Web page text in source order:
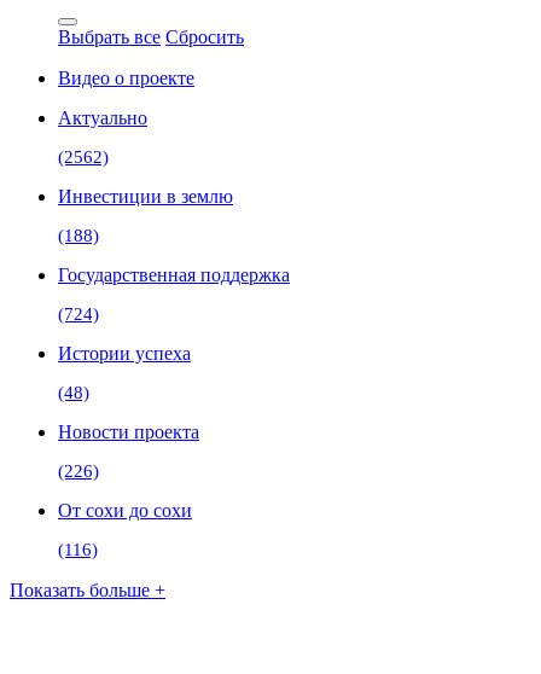
Выбрать все Сбросить
Видео о проекте
Актуально
(2562)
Инвестиции в землю
(188)
Государственная поддержка
(724)
Истории успеха
(48)
Новости проекта
(226)
От сохи до сохи
(116)
Показать больше +